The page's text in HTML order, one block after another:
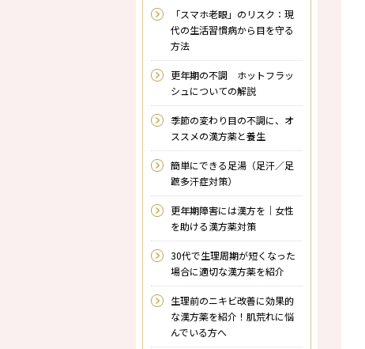
「スマホ老眼」のリスク：現
代の生活習慣病から目を守る
方法
更年期の不調 ホットフラッ
シュについての解説
季節の変わり目の不調に、オ
ススメの漢方薬と養生
簡単にできる足湯（足汗／足
蹠多汗症対策）
更年期障害には漢方を｜女性
を助ける漢方薬対策
30代で生理周期が短くなった
場合に適切な漢方薬を紹介
生理前のニキビ改善に効果的
な漢方薬を紹介！肌荒れに悩
んでいる方へ